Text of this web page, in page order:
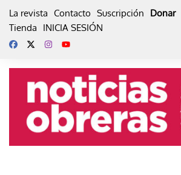
La revista Contacto Suscripción Donar
Tienda
INICIA SESIÓN